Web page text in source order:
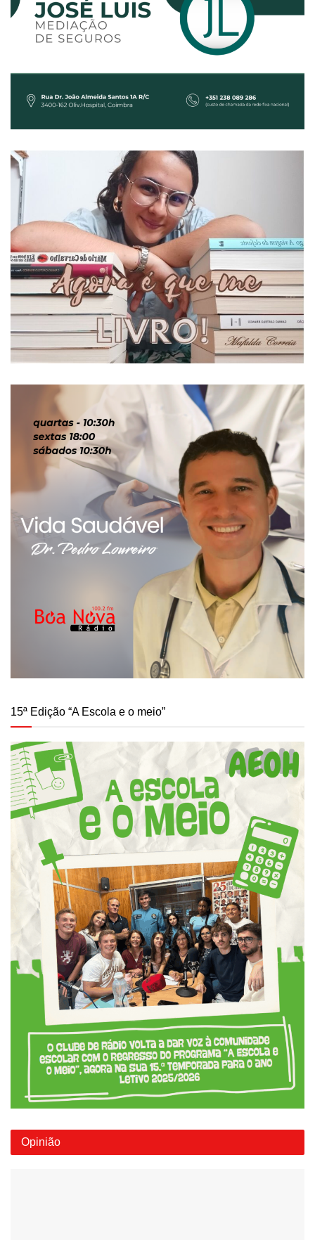
15ª Edição “A Escola e o meio”
Opinião